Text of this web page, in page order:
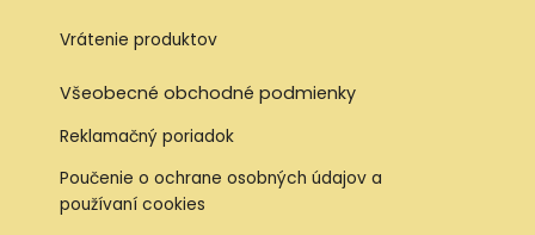
Vrátenie produktov
Všeobecné obchodné podmienky
Reklamačný poriadok
Poučenie o ochrane osobných údajov a
používaní cookies